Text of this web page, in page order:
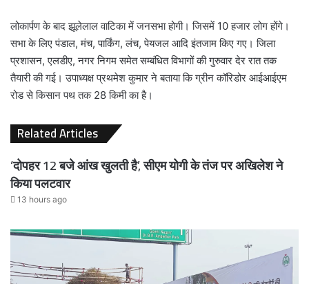
लोकार्पण के बाद झूलेलाल वाटिका में जनसभा होगी। जिसमें 10 हजार लोग होंगे।
सभा के लिए पंडाल, मंच, पार्किंग, लंच, पेयजल आदि इंतजाम किए गए। जिला
प्रशासन, एलडीए, नगर निगम समेत सम्बंधित विभागों की गुरुवार देर रात तक
तैयारी की गई। उपाध्यक्ष प्रथमेश कुमार ने बताया कि ग्रीन कॉरिडोर आईआईएम
रोड से किसान पथ तक 28 किमी का है।
Related Articles
‘दोपहर 12 बजे आंख खुलती है’, सीएम योगी के तंज पर अखिलेश ने
किया पलटवार
13 hours ago